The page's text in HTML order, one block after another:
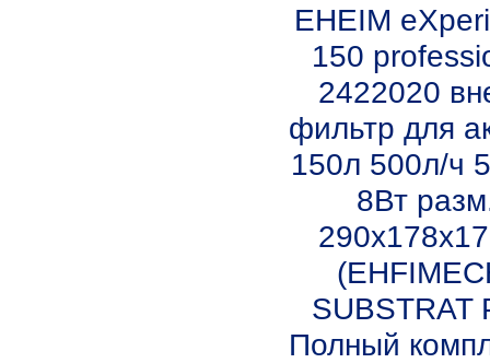
EHEIM
150
2422020
фильтр для
150л 500л/ч
8Вт
SUBSTRAT
Полный